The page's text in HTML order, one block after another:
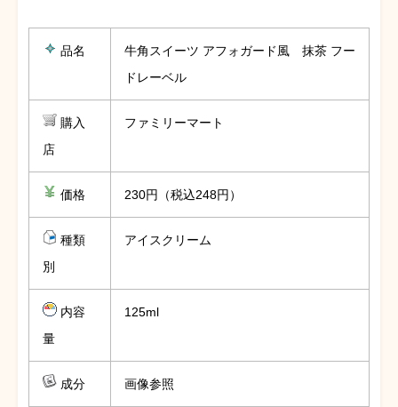
品名
牛角スイーツ アフォガード風 抹茶 フー
ドレーベル
購入
店
ファミリーマート
価格 230円（税込248円）
種類
別
アイスクリーム
内容
量
125ml
成分 画像参照